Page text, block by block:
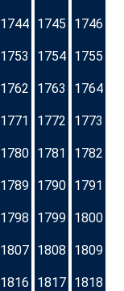
1744 1745 1746
1753 1754 1755
1762 1763 1764
1771 1772 1773
1780 1781 1782
1789 1790 1791
1798 1799 1800
1807 1808 1809
1816 1817 1818